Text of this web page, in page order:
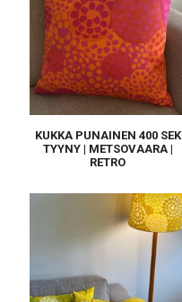
KUKKA PUNAINEN 400 SEK
TYYNY | METSOVAARA |
RETRO